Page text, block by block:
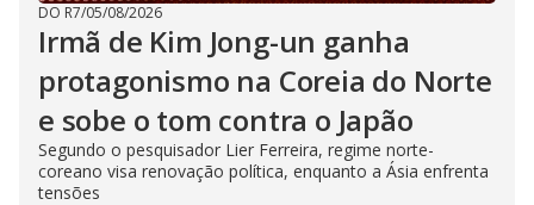
DO R7/05/08/2026
Irmã de Kim Jong-un ganha
protagonismo na Coreia do Norte
e sobe o tom contra o Japão
Segundo o pesquisador Lier Ferreira, regime norte-
coreano visa renovação política, enquanto a Ásia enfrenta
tensões